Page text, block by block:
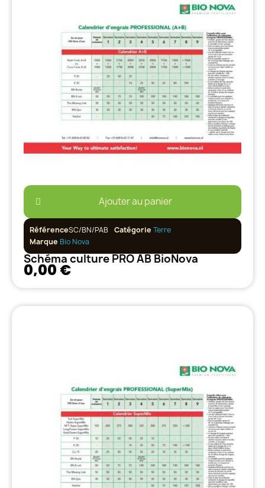
Ajouter au panier
RéférenceSC/BN/PAB Catégorie Terre
Marque Bio Nova
Schéma culture PRO AB BioNova
0,00 €